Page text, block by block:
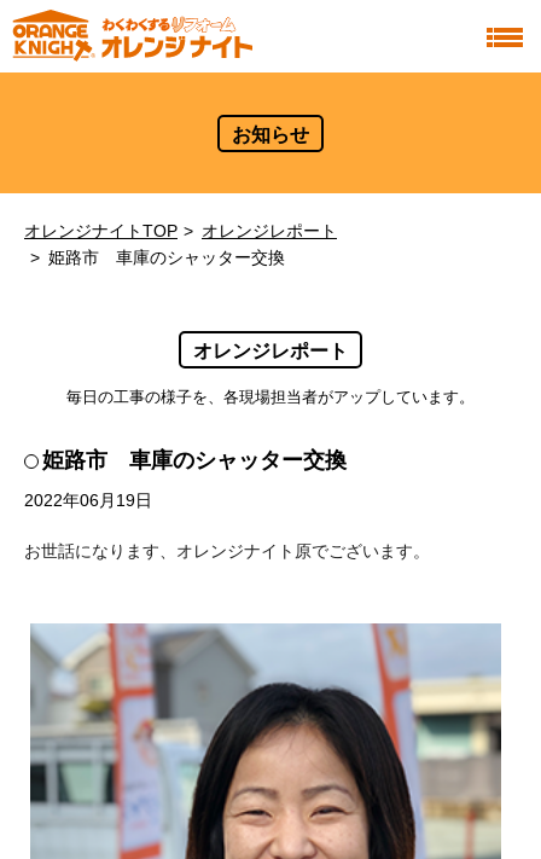
お知らせ
オレンジナイトTOP
オレンジレポート
姫路市 車庫のシャッター交換
オレンジレポート
毎日の工事の様子を、各現場担当者がアップしています。
姫路市 車庫のシャッター交換
2022年06月19日
お世話になります、オレンジナイト原でございます。